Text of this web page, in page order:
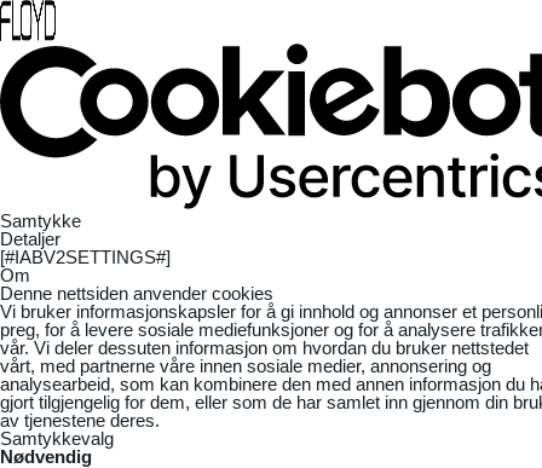
Samtykke
Detaljer
[#IABV2SETTINGS#]
Om
Denne nettsiden anvender cookies
Vi bruker informasjonskapsler for å gi innhold og annonser et
preg, for å levere sosiale mediefunksjoner og for å analysere
vår. Vi deler dessuten informasjon om hvordan du bruker nettstedet
vårt, med partnerne våre innen sosiale medier, annonsering og
analysearbeid, som kan kombinere den med annen informasjon du
gjort tilgjengelig for dem, eller som de har samlet inn gjennom din
av tjenestene deres.
Samtykkevalg
Nødvendig